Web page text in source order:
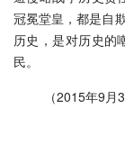
冠冕堂皇，都是自
历史，是对历史的
民。
（2015年9